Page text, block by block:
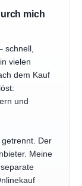
mich
schnell,
vielen
dem Kauf
und
getrennt. Der
Meine